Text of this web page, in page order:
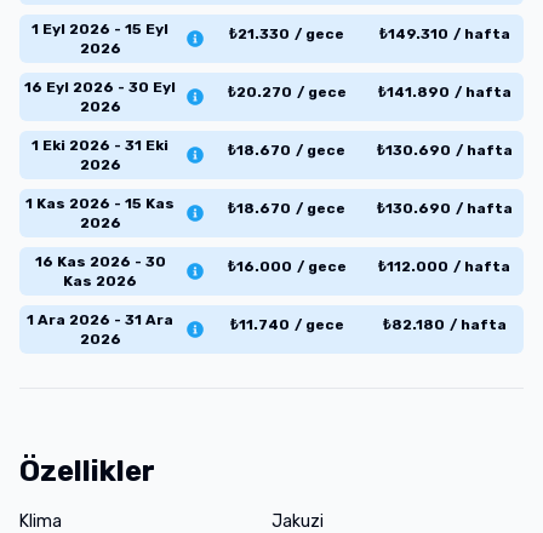
1 Eyl 2026 - 15 Eyl
2026
₺21.330 / gece ₺149.310 / hafta
16 Eyl 2026 - 30 Eyl
2026
₺20.270 / gece ₺141.890 / hafta
1 Eki 2026 - 31 Eki
2026
₺18.670 / gece ₺130.690 / hafta
1 Kas 2026 - 15 Kas
2026
₺18.670 / gece ₺130.690 / hafta
16 Kas 2026 - 30
Kas 2026
₺16.000 / gece ₺112.000 / hafta
1 Ara 2026 - 31 Ara
2026
₺11.740 / gece ₺82.180 / hafta
Özellikler
Klima
Jakuzi